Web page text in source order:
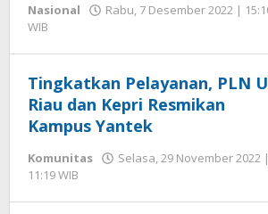
Nasional
Rabu, 7 Desember 2022 |
WIB
Tingkatkan Pelayanan, PLN
Riau dan Kepri Resmikan
Kampus Yantek
Komunitas
Selasa, 29 November 2022 |
11:19 WIB